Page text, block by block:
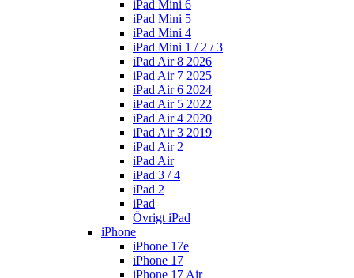
iPad Mini 6
iPad Mini 5
iPad Mini 4
iPad Mini 1 / 2 / 3
iPad Air 8 2026
iPad Air 7 2025
iPad Air 6 2024
iPad Air 5 2022
iPad Air 4 2020
iPad Air 3 2019
iPad Air 2
iPad Air
iPad 3 / 4
iPad 2
iPad
Övrigt iPad
iPhone
iPhone 17e
iPhone 17
iPhone 17 Air